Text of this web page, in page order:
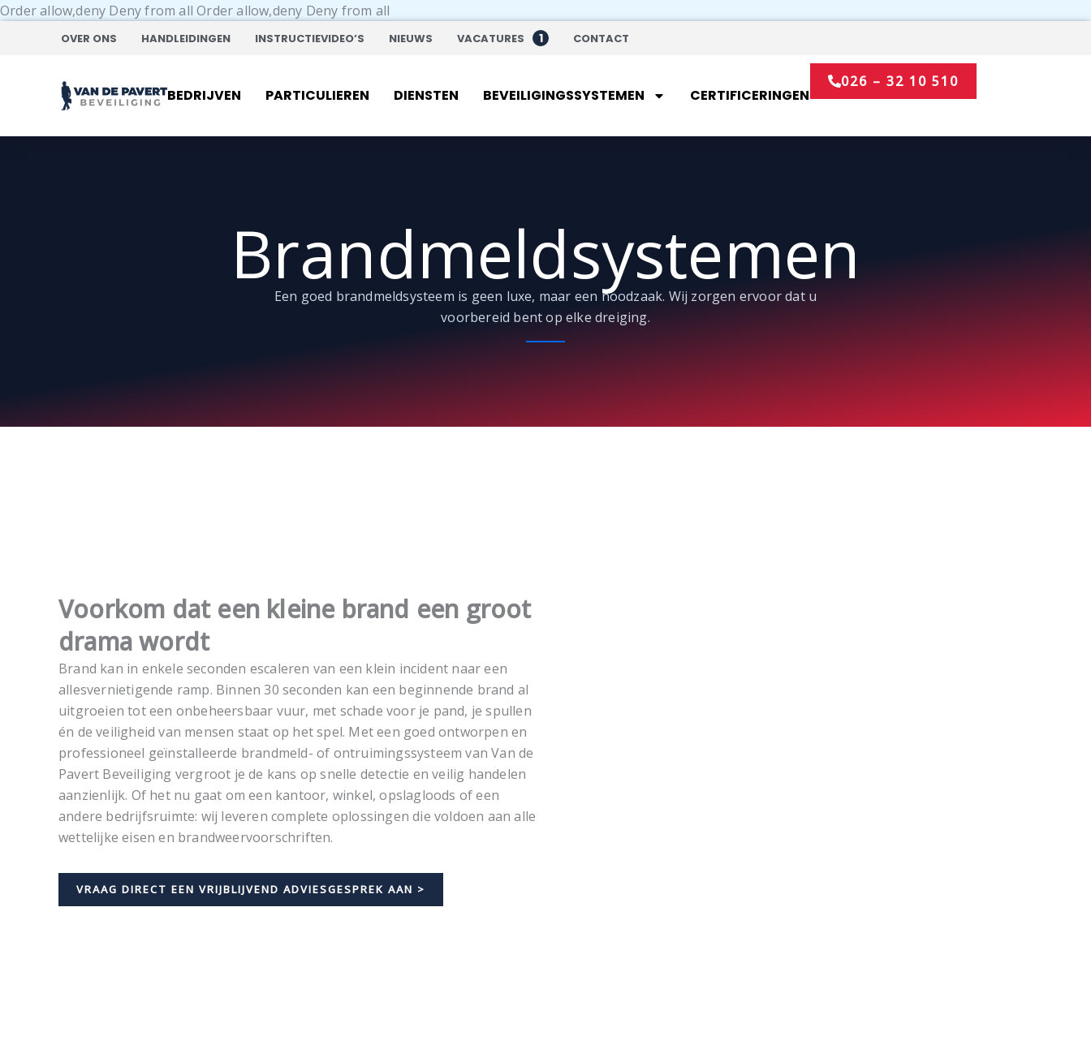
Order allow,deny Deny from allOrder allow,deny Deny from all
naar
OVER ONS HANDLEIDINGEN INSTRUCTIEVIDEO’S NIEUWS VACATURES 1 CONTACT
BEDRIJVEN PARTICULIEREN DIENSTEN BEVEILIGINGSSYSTEMEN CERTIFICERINGEN
026 – 32 10 510
Brandmeldsystemen
Een goed brandmeldsysteem is geen luxe, maar een noodzaak. Wij zorgen ervoor dat u
voorbereid bent op elke dreiging.
Voorkom dat een kleine brand een groot
drama wordt
Brand kan in enkele seconden escaleren van een klein incident naar een
allesvernietigende ramp. Binnen 30 seconden kan een beginnende brand al
uitgroeien tot een onbeheersbaar vuur, met schade voor je pand, je spullen
én de veiligheid van mensen staat op het spel. Met een goed ontworpen en
professioneel geïnstalleerde brandmeld- of ontruimingssysteem van Van de
Pavert Beveiliging vergroot je de kans op snelle detectie en veilig handelen
aanzienlijk. Of het nu gaat om een kantoor, winkel, opslagloods of een
andere bedrijfsruimte: wij leveren complete oplossingen die voldoen aan alle
wettelijke eisen en brandweervoorschriften.
VRAAG DIRECT EEN VRIJBLIJVEND ADVIESGESPREK AAN >